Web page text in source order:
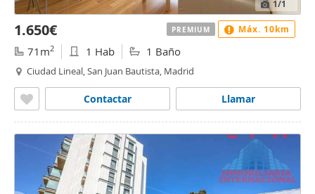
1/1
1.650€
71m2 1 Hab 1 Baño
Ciudad Lineal, San Juan Bautista, Madrid
Llamar
Contactar
PREMIUM Máx. 10km